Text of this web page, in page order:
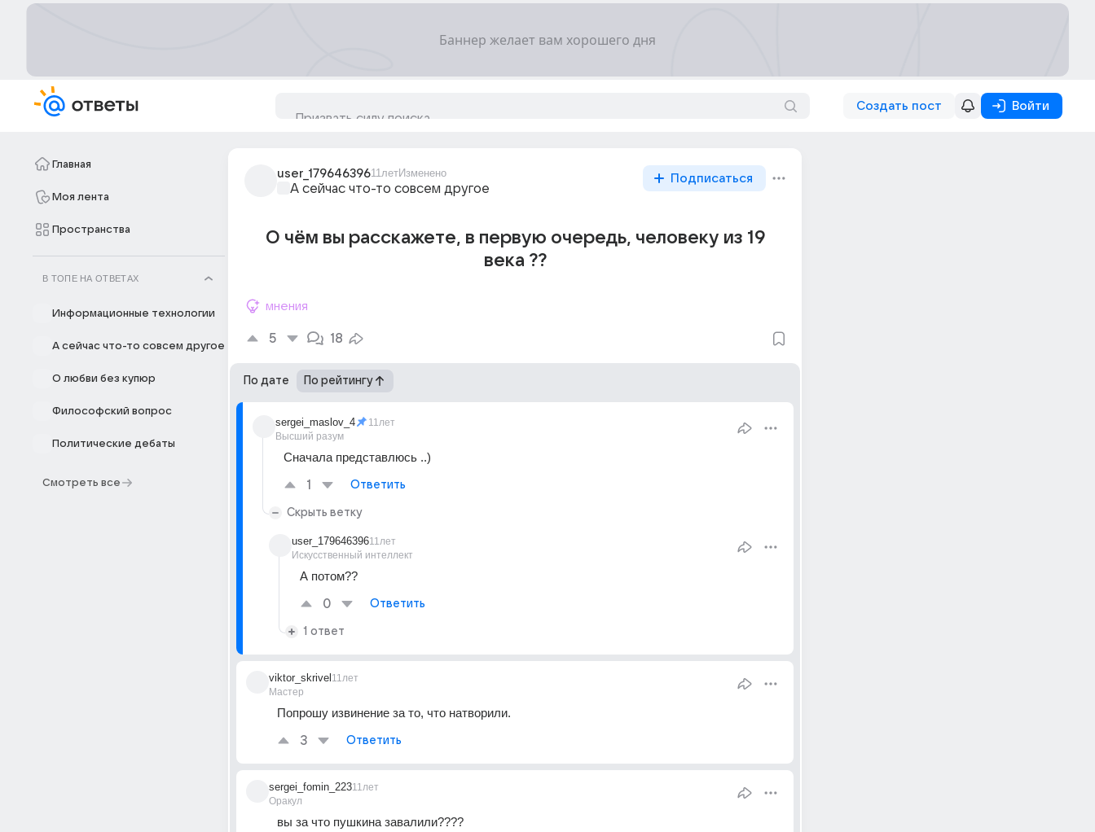
Создать пост Войти
Главная
Моя лента
Пространства
В ТОПЕ НА ОТВЕТАХ
Информационные технологии
А сейчас что-то совсем другое
О любви без купюр
Философский вопрос
Политические дебаты
Смотреть все
user_17964639611летИзменено
А сейчас что-то совсем другое
Подписаться
О чём вы расскажете, в первую очередь, человеку из 19
века ??
мнения
5 18
По дате По рейтингу
sergei_maslov_4
Высший разум
11лет
Сначала представлюсь ..)
1 Ответить
Скрыть ветку
user_179646396
Искусственный интеллект
11лет
А потом??
0 Ответить
1 ответ
viktor_skrivel
Мастер
11лет
Попрошу извинение за то, что натворили.
3 Ответить
sergei_fomin_223
Оракул
11лет
вы за что пушкина завалили????